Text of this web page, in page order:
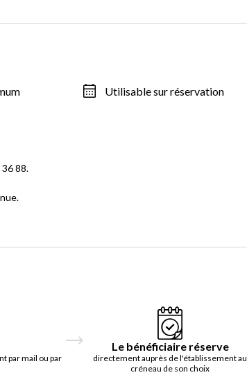
Utilisable sur réservation
88.
par mail ou par
Le bénéficiaire réserve
directement auprès de l'établissement au
créneau de son choix